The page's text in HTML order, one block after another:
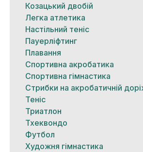
Козацький двобій
Легка атлетика
Настільний теніс
Пауерліфтинг
Плавання
Спортивна акробатика
Спортивна гімнастика
Стрибки на акробатичній
Теніс
Триатлон
Тхеквондо
Футбол
Художня гімнастика